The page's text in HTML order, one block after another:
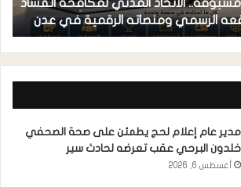
الاتحاد المدني لمكافحة الفساد
مدير عام إعلام لحج يطمئن على صحة الصحفي
خلدون البرحي عقب تعرضه لحادث سير
أغسطس 6, 2026